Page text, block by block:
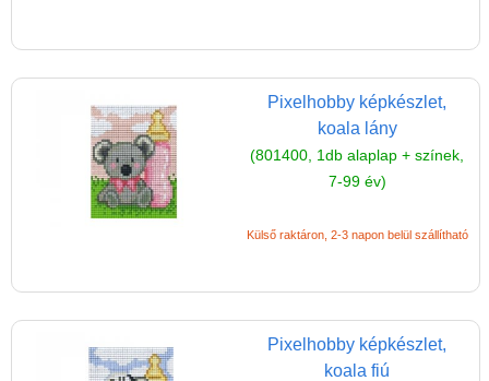
Pixelhobby képkészlet,
koala lány
(801400, 1db alaplap + színek,
7-99 év)
Külső raktáron, 2-3 napon belül szállítható
Pixelhobby képkészlet,
koala fiú
ajándékdoboz
Pixelhobby ötletfüzetek
Pixelhobby képkeret
több alaplapos szettek)
alaplapos
alaplapos